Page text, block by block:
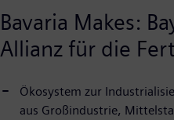
Bavaria Makes:
Allianz für die
Ökosystem zur
aus Großindustrie,